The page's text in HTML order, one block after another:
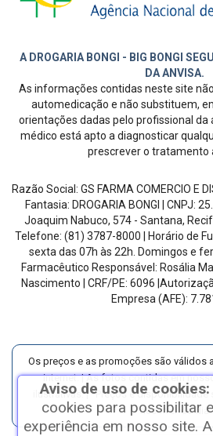
A DROGARIA BONGI - BIG BONGI
DA ANVISA.
As informações contidas neste site
automedicação e não substituem,
orientações dadas pelo profissional da
médico está apto a diagnosticar
prescrever o tratamento
Razão Social: GS FARMA COMERCIO E
Fantasia: DROGARIA BONGI | CNPJ:
Joaquim Nabuco, 574 - Santana,
Telefone: (81) 3787-8000 | Horário de
sexta das 07h às 22h. Domingos e
Farmacêutico Responsável: Rosália
Nascimento
| CRF/PE: 6096
Empresa (AFE):
Os preços e as promoções são válidos
internet. | As fotos contidas em
ilustrativas. | *Preços e disponibilidade
decorrer do dia.
Aviso de uso de cookies:
cookies para possibilitar
experiência em nosso site.